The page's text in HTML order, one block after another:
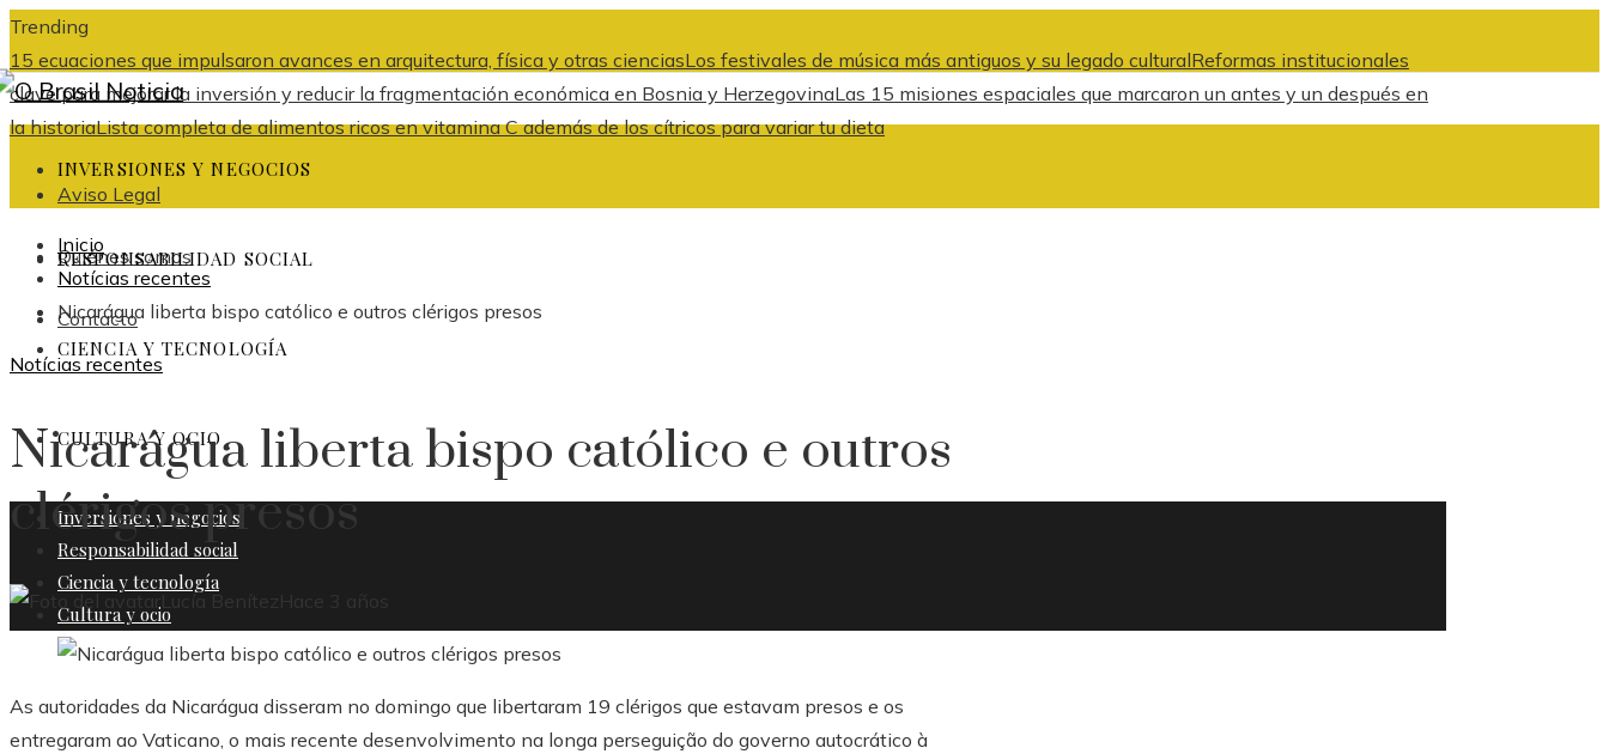
Trending
15 ecuaciones que impulsaron avances en arquitectura, física y otras cienciasLos festivales de música más antiguos y su legado culturalReformas institucionales
clave para mejorar la inversión y reducir la fragmentación económica en Bosnia y HerzegovinaLas 15 misiones espaciales que marcaron un antes y un después en
la historiaLista completa de alimentos ricos en vitamina C además de los cítricos para variar tu dieta
Aviso Legal
Quiénes somos
Contacto
INVERSIONES Y NEGOCIOS
RESPONSABILIDAD SOCIAL
CIENCIA Y TECNOLOGÍA
CULTURA Y OCIO
Inversiones y negocios
Responsabilidad social
Ciencia y tecnología
Cultura y ocio
Inicio
Notícias recentes
Nicarágua liberta bispo católico e outros clérigos presos
Notícias recentes
Nicarágua liberta bispo católico e outros
clérigos presos
Lucía Benítez Hace 3 años
As autoridades da Nicarágua disseram no domingo que libertaram 19 clérigos que estavam presos e os
entregaram ao Vaticano, o mais recente desenvolvimento na longa perseguição do governo autocrático à